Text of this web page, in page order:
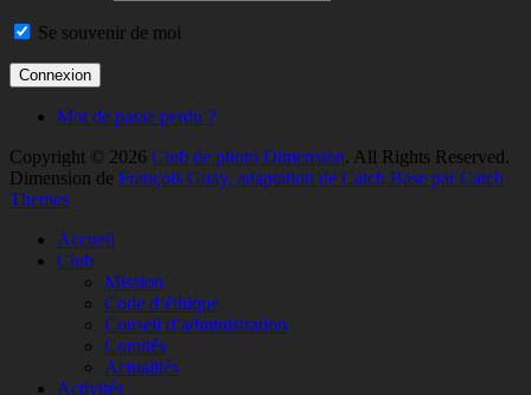
Se souvenir de moi
Mot de passe perdu ?
Copyright © 2026 Club de photo Dimension. All Rights Reserved.
Dimension de François Guay, adaptation de Catch Base par Catch
Themes
remonterAccueil
Club
Mission
Code d’éthique
Conseil d’administration
Comités
Actualités
Activités